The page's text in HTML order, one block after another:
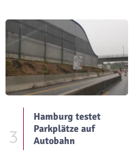
3
Hamburg testet
Parkplätze auf
Autobahn